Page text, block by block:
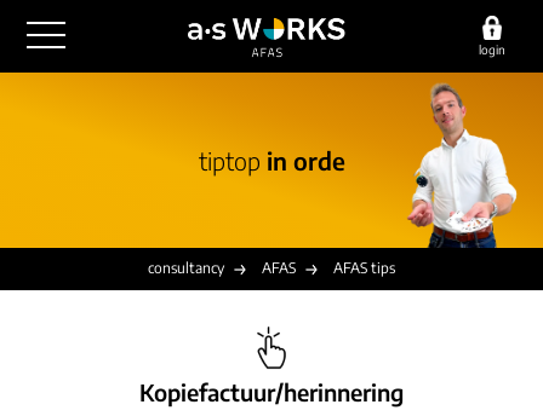
login
financiële administratie
juridische zaken
detachering
implementatie
overige diensten
vacatures
outsourcing
tiptop in orde
consultancy AFAS AFAS tips
Kopiefactuur/herinnering